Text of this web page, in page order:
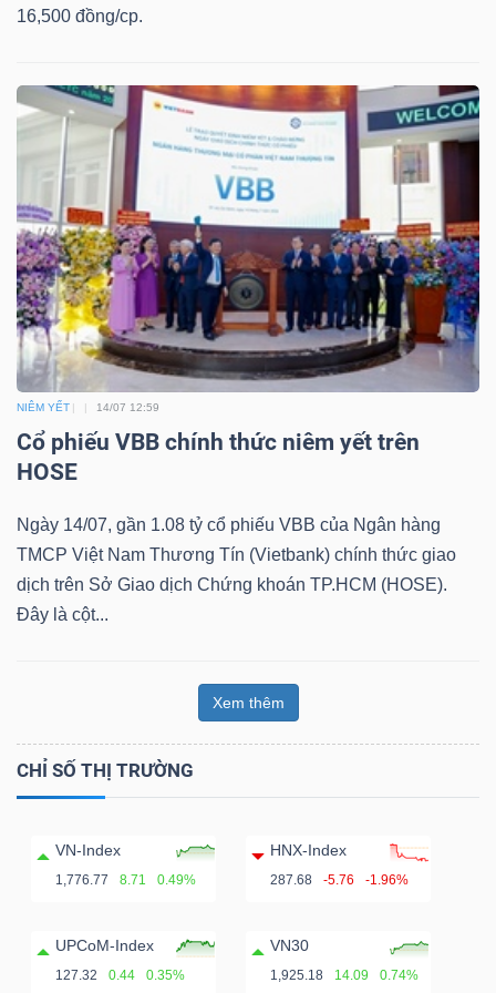
16,500 đồng/cp.
NIÊM YẾT 14/07 12:59
Cổ phiếu VBB chính thức niêm yết trên
HOSE
Ngày 14/07, gần 1.08 tỷ cổ phiếu VBB của Ngân hàng
TMCP Việt Nam Thương Tín (Vietbank) chính thức giao
dịch trên Sở Giao dịch Chứng khoán TP.HCM (HOSE).
Đây là cột...
Xem thêm
CHỈ SỐ THỊ TRƯỜNG
VN-Index
1,776.77 8.71 0.49%
HNX-Index
287.68 -5.76 -1.96%
UPCoM-Index
127.32 0.44 0.35%
VN30
1,925.18 14.09 0.74%
tư
Truyền
thông
chính
Dữ
liệu